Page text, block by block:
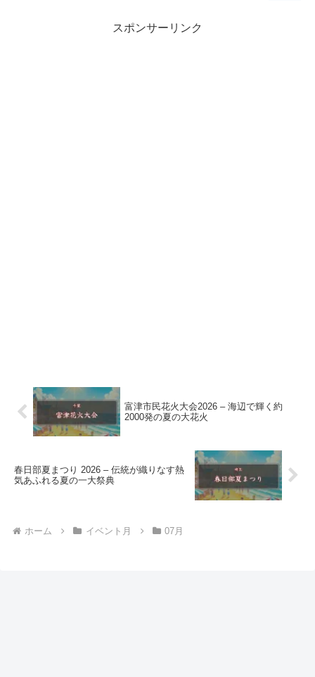
スポンサーリンク
富津市民花火大会2026 – 海辺で輝く約
2000発の夏の大花火
春日部夏まつり 2026 – 伝統が織りなす熱
気あふれる夏の一大祭典
ホーム イベント月 07月